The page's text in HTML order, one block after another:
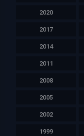
2020
2017
2014
2011
2008
2005
2002
1999